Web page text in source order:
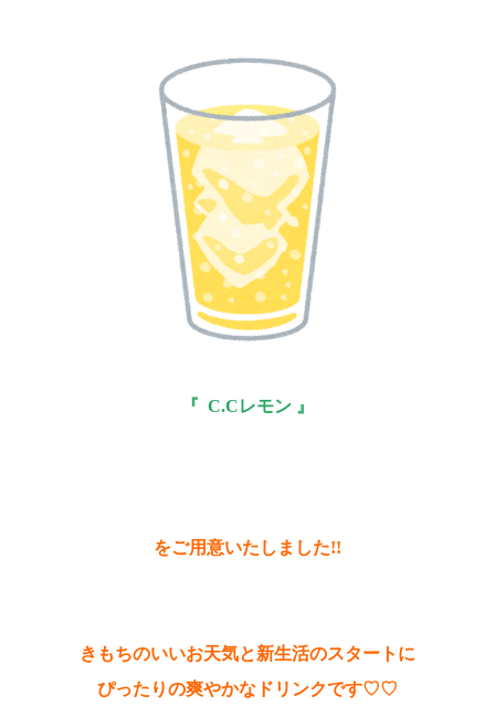
『 C.Cレモン 』
をご用意いたしました!!
きもちのいいお天気と新生活のスタートに
ぴったりの爽やかなドリンクです♡♡